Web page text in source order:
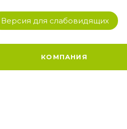
Версия для слабовидящих
КОМПАНИЯ